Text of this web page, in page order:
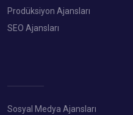
Prodüksiyon Ajansları
SEO Ajansları
Sosyal Medya Ajansları